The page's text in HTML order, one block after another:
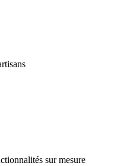
sur mesure